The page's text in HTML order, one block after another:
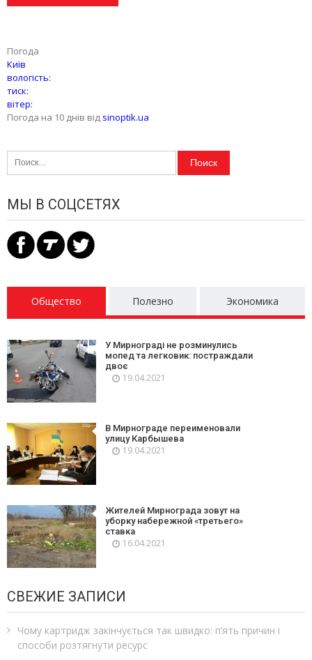
Погода
Київ
вологість:
тиск:
вітер:
Погода на 10 днів від sinoptik.ua
Найти:
МЫ В СОЦСЕТЯХ
Общество Полезно Экономика
У Мирнограді не розминулись
мопед та легковик: постраждали
двоє
19.04.2021
В Мирнограде переименовали
улицу Карбышева
19.04.2021
Жителей Мирнограда зовут на
уборку набережной «третьего»
ставка
16.04.2021
СВЕЖИЕ ЗАПИСИ
Чому картридж закінчується так швидко: п’ять причин і
способи розтягнути ресурс